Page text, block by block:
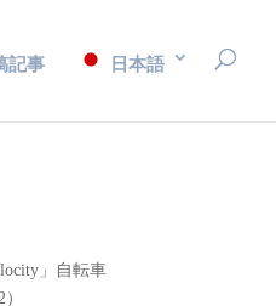
記事 日本語
」自転車